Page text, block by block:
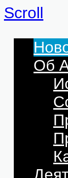
Scroll
Об